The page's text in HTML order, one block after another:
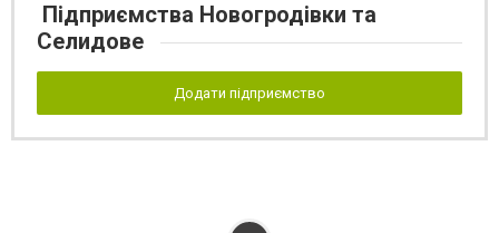
Підприємства Новогродівки та
Селидове
Додати підприємство